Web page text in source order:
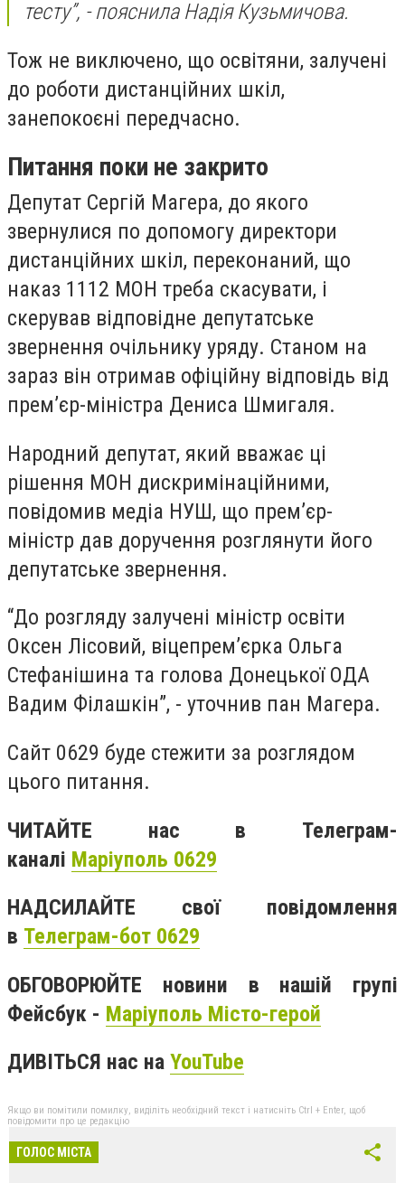
тесту”, - пояснила Надія Кузьмичова.
Тож не виключено, що освітяни, залучені
до роботи дистанційних шкіл,
занепокоєні передчасно.
Питання поки не закрито
Депутат Сергій Магера, до якого
звернулися по допомогу директори
дистанційних шкіл, переконаний, що
наказ 1112 МОН треба скасувати, і
скерував відповідне депутатське
звернення очільнику уряду. Станом на
зараз він отримав офіційну відповідь від
прем’єр-міністра Дениса Шмигаля.
Народний депутат, який вважає ці
рішення МОН дискримінаційними,
повідомив медіа НУШ, що прем’єр-
міністр дав доручення розглянути його
депутатське звернення.
“До розгляду залучені міністр освіти
Оксен Лісовий, віцепремʼєрка Ольга
Стефанішина та голова Донецької ОДА
Вадим Філашкін”, - уточнив пан Магера.
Сайт 0629 буде стежити за розглядом
цього питання.
ЧИТАЙТЕ нас в Телеграм-
каналі Маріуполь 0629
НАДСИЛАЙТЕ свої повідомлення
в Телеграм-бот 0629
ОБГОВОРЮЙТЕ новини в нашій групі
Фейсбук - Маріуполь Місто-герой
ДИВІТЬСЯ нас на YouTube
Якщо ви помітили помилку, виділіть необхідний текст і натисніть Ctrl + Enter, щоб
повідомити про це редакцію
ГОЛОС МІСТА